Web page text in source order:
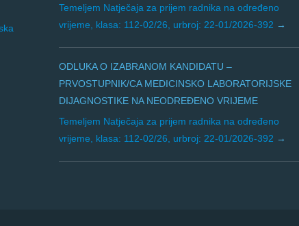
Temeljem Natječaja za prijem radnika na određeno
vrijeme, klasa: 112-02/26, urbroj: 22-01/2026-392
ODLUKA O IZABRANOM KANDIDATU –
PRVOSTUPNIK/CA MEDICINSKO LABORATORIJSKE
DIJAGNOSTIKE NA NEODREĐENO VRIJEME
Temeljem Natječaja za prijem radnika na određeno
vrijeme, klasa: 112-02/26, urbroj: 22-01/2026-392